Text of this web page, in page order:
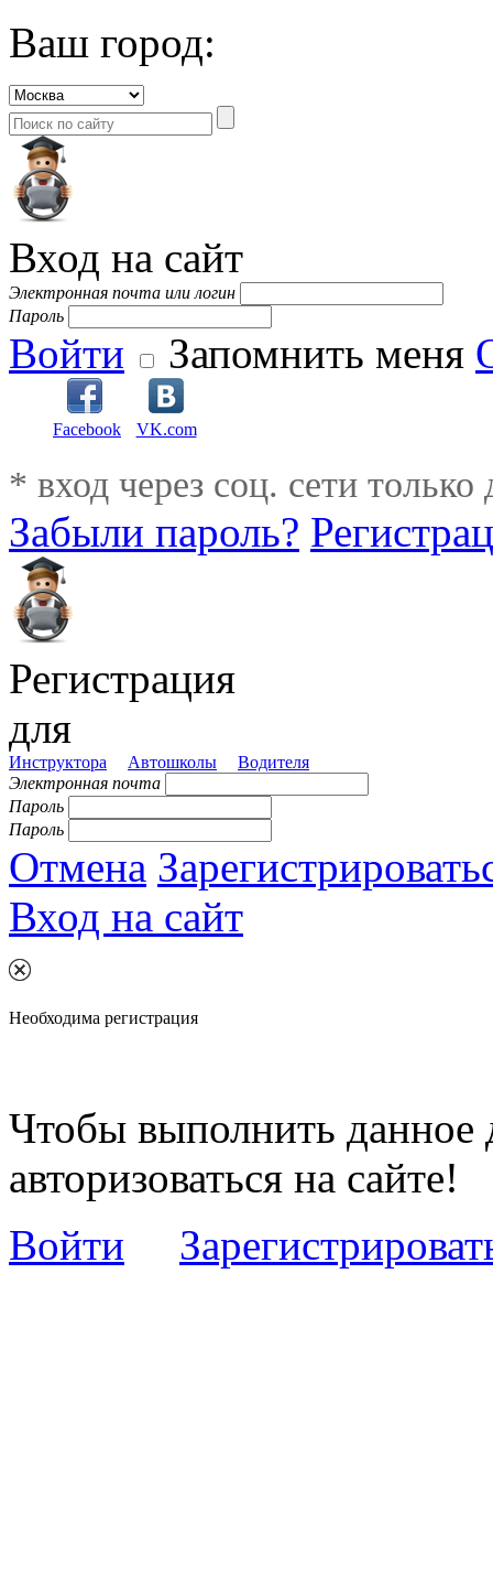
Ваш город:
Вход на сайт
Электронная почта или логин
Пароль
Войти Запомнить меня
Facebook VK.com
* вход через соц. сети
Забыли пароль?
Регистрация
для
Инструктора Автошколы
Водителя
Электронная почта
Пароль
Пароль
Отмена
Вход на сайт
Необходима регистрация
Чтобы выполнить данное
авторизоваться на сайте!
Войти